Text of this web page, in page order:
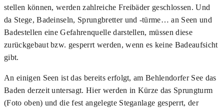
stellen können, werden zahlreiche Freibäder geschlossen. Und
da Stege, Badeinseln, Sprungbretter und -türme… an Seen und
Badestellen eine Gefahrenquelle darstellen, müssen diese
zurückgebaut bzw. gesperrt werden, wenn es keine Badeaufsicht
gibt.
An einigen Seen ist das bereits erfolgt, am Behlendorfer See das
Baden derzeit untersagt. Hier werden in Kürze das Sprungturm
(Foto oben) und die fest angelegte Steganlage gesperrt, der